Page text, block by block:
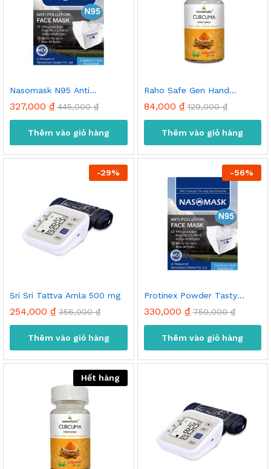
Nasomask N95 Anti
Pollution Face Mask
327,000 ₫ 445,000₫
Thêm vào giỏ hàng
Raho Safe Gen Hand
Sanitizer 500ml
84,000 ₫ 129,000₫
Thêm vào giỏ hàng
-29%
Sri Sri Tattva Amla 500 mg
254,000 ₫ 356,000₫
Thêm vào giỏ hàng
-56%
Protinex Powder Tasty
330,000 ₫ 750,000₫
Thêm vào giỏ hàng
Hết hàng